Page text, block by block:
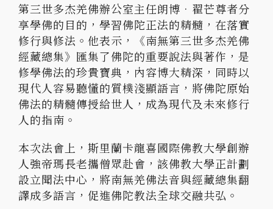
第三世多杰羌佛辦公室主任朗博•翟芒尊者分
享學佛的目的，學習佛陀正法的精髓，在落實
修行與修法。他表示，《南無第三世多杰羌佛
經藏總集》匯集了佛陀的重要說法與著作，是
修學佛法的珍貴寶典，內容博大精深，同時以
現代人容易聽懂的質樸淺顯語言，將佛陀原始
佛法的精髓傳授給世人，成為現代及未來修行
人的指南。
本次法會上，斯里蘭卡龍喜國際佛教大學創辦
人強帝瑪長老攜僧眾赴會，該佛教大學正計劃
設立聞法中心，將南無羌佛法音與經藏總集翻
譯成多語言，促進佛陀教法全球交融共弘。